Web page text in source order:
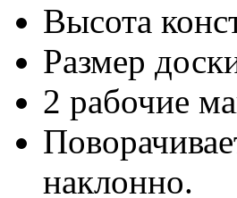
Высота
Размер
2 рабочие
наклонно.